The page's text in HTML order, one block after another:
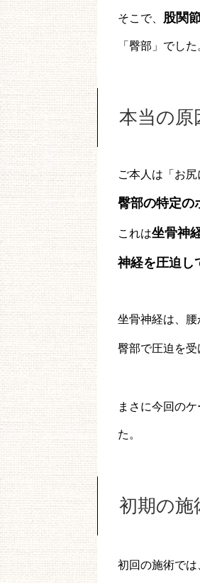
そこで、 股関
「臀部」でした
本当の原
ご本人は「お
臀部の特定の
これは坐骨神
神経を圧迫し
坐骨神経は、腰
臀部で圧迫を受
まさに今回のケ
た。
初期の施
初回の施術では